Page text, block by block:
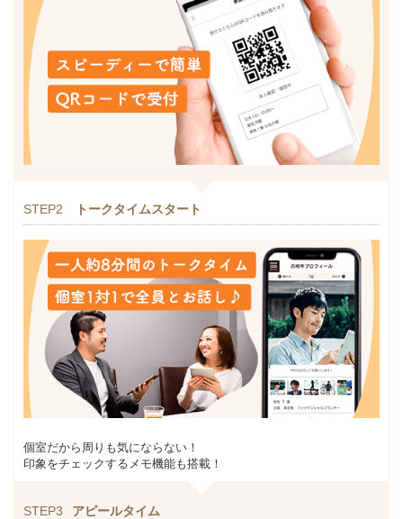
STEP2 トークタイムスタート
個室だから周りも気にならない！
印象をチェックするメモ機能も搭載！
STEP3 アピールタイム